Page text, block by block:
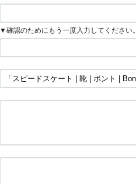
▼確認のためにもう一度入力してください。